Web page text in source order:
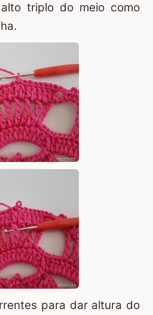
triplo do meio como
para dar altura do